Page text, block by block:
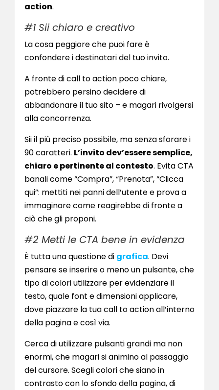
action.
#1 Sii chiaro e creativo
La cosa peggiore che puoi fare è
confondere i destinatari del tuo invito.
A fronte di call to action poco chiare,
potrebbero persino decidere di
abbandonare il tuo sito – e magari rivolgersi
alla concorrenza.
Sii il più preciso possibile, ma senza sforare i
90 caratteri. L’invito dev’essere semplice,
chiaro e pertinente al contesto. Evita CTA
banali come “Compra”, “Prenota”, “Clicca
qui”: mettiti nei panni dell’utente e prova a
immaginare come reagirebbe di fronte a
ciò che gli proponi.
#2 Metti le CTA bene in evidenza
È tutta una questione di grafica. Devi
pensare se inserire o meno un pulsante, che
tipo di colori utilizzare per evidenziare il
testo, quale font e dimensioni applicare,
dove piazzare la tua call to action all’interno
della pagina e così via.
Cerca di utilizzare pulsanti grandi ma non
enormi, che magari si animino al passaggio
del cursore. Scegli colori che siano in
contrasto con lo sfondo della pagina, di